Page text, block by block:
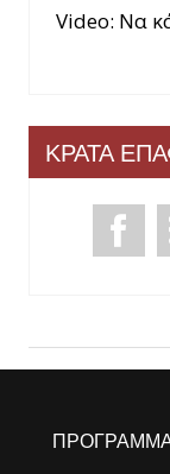
Video: Να
ΚΡΑΤΑ